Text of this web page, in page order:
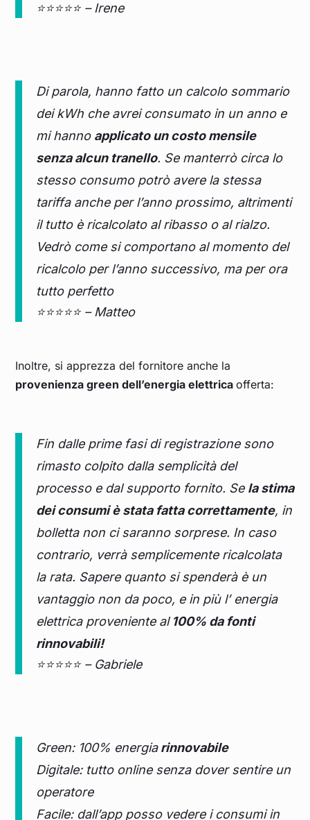
⭐⭐⭐⭐⭐ – Irene
Di parola, hanno fatto un calcolo sommario
dei kWh che avrei consumato in un anno e
mi hanno applicato un costo mensile
senza alcun tranello. Se manterrò circa lo
stesso consumo potrò avere la stessa
tariffa anche per l’anno prossimo, altrimenti
il tutto è ricalcolato al ribasso o al rialzo.
Vedrò come si comportano al momento del
ricalcolo per l’anno successivo, ma per ora
tutto perfetto
⭐⭐⭐⭐⭐ – Matteo
Inoltre, si apprezza del fornitore anche la
provenienza green dell’energia elettricaofferta:
Fin dalle prime fasi di registrazione sono
rimasto colpito dalla semplicità del
processo e dal supporto fornito. Se la stima
dei consumi è stata fatta correttamente, in
bolletta non ci saranno sorprese. In caso
contrario, verrà semplicemente ricalcolata
la rata. Sapere quanto si spenderà è un
vantaggio non da poco, e in più l’ energia
elettrica proveniente al100% da fonti
rinnovabili!
⭐⭐⭐⭐⭐ – Gabriele
Green: 100% energiarinnovabile
Digitale: tutto online senza dover sentire un
operatore
Facile: dall’app posso vedere i consumi in